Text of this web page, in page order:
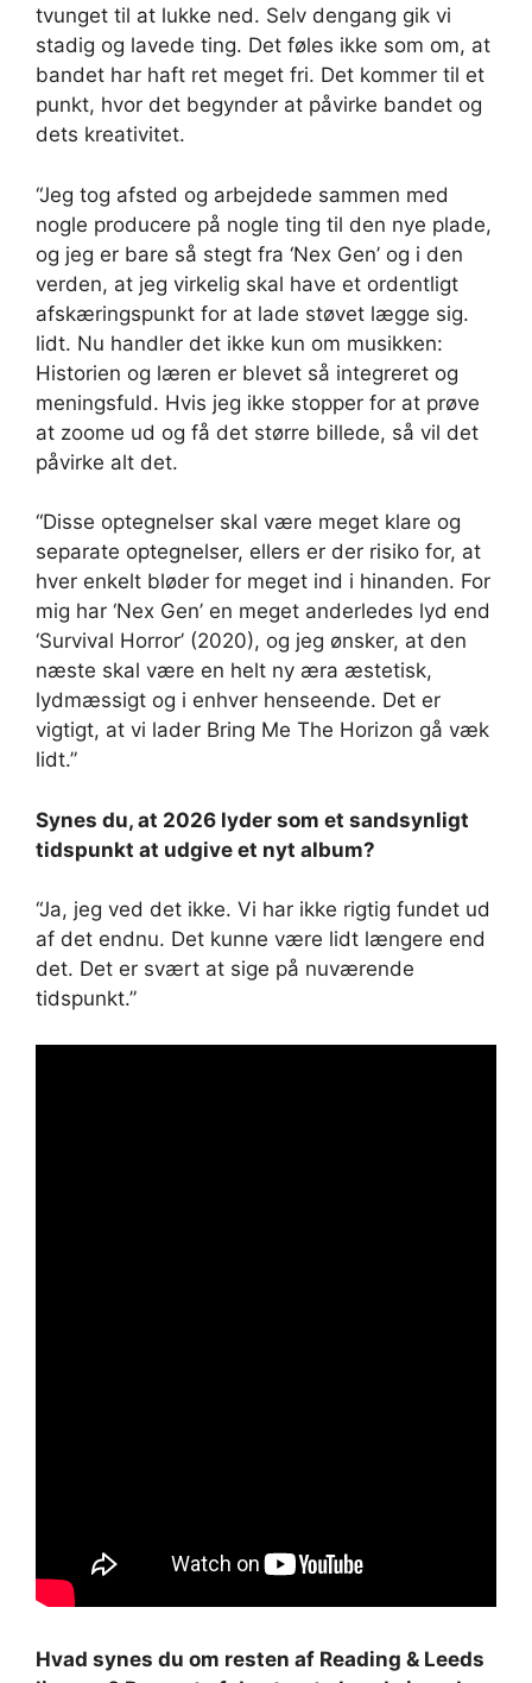
tvunget til at lukke ned. Selv dengang gik vi
stadig og lavede ting. Det føles ikke som om, at
bandet har haft ret meget fri. Det kommer til et
punkt, hvor det begynder at påvirke bandet og
dets kreativitet.
“Jeg tog afsted og arbejdede sammen med
nogle producere på nogle ting til den nye plade,
og jeg er bare så stegt fra ‘Nex Gen’ og i den
verden, at jeg virkelig skal have et ordentligt
afskæringspunkt for at lade støvet lægge sig.
lidt. Nu handler det ikke kun om musikken:
Historien og læren er blevet så integreret og
meningsfuld. Hvis jeg ikke stopper for at prøve
at zoome ud og få det større billede, så vil det
påvirke alt det.
“Disse optegnelser skal være meget klare og
separate optegnelser, ellers er der risiko for, at
hver enkelt bløder for meget ind i hinanden. For
mig har ‘Nex Gen’ en meget anderledes lyd end
‘Survival Horror’ (2020), og jeg ønsker, at den
næste skal være en helt ny æra æstetisk,
lydmæssigt og i enhver henseende. Det er
vigtigt, at vi lader Bring Me The Horizon gå væk
lidt.”
Synes du, at 2026 lyder som et sandsynligt
tidspunkt at udgive et nyt album?
“Ja, jeg ved det ikke. Vi har ikke rigtig fundet ud
af det endnu. Det kunne være lidt længere end
det. Det er svært at sige på nuværende
tidspunkt.”
Hvad synes du om resten af ​​Reading & Leeds